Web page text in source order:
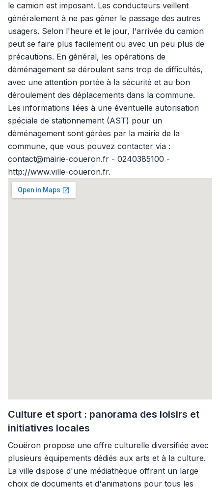
le camion est imposant. Les conducteurs veillent
généralement à ne pas gêner le passage des autres
usagers. Selon l'heure et le jour, l'arrivée du camion
peut se faire plus facilement ou avec un peu plus de
précautions. En général, les opérations de
déménagement se déroulent sans trop de difficultés,
avec une attention portée à la sécurité et au bon
déroulement des déplacements dans la commune.
Les informations liées à une éventuelle autorisation
spéciale de stationnement (AST) pour un
déménagement sont gérées par la mairie de la
commune, que vous pouvez contacter via :
contact@mairie-coueron.fr - 0240385100 -
http://www.ville-coueron.fr.
Culture et sport : panorama des loisirs et
initiatives locales
Couëron propose une offre culturelle diversifiée avec
plusieurs équipements dédiés aux arts et à la culture.
La ville dispose d'une médiathèque offrant un large
choix de documents et d'animations pour tous les